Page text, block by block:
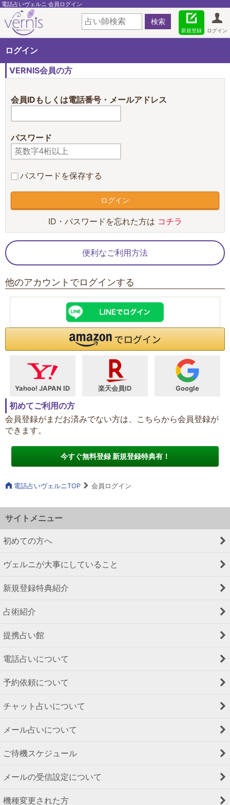
電話占いヴェルニ 会員ログイン
ログイン
新規登録
ログイン
VERNIS会員の方
会員IDもしくは電話番号・メールアドレス
パスワード
パスワードを保存する
ID・パスワードを忘れた方は コチラ
便利なご利用方法
他のアカウントでログインする
Yahoo! JAPAN ID 楽天会員ID Google
初めてご利用の方
会員登録がまだお済みでない方は、こちらから会員登録が
できます。
今すぐ無料登録 新規登録特典有！
電話占いヴェルニTOP 会員ログイン
サイトメニュー
初めての方へ
ヴェルニが大事にしていること
新規登録特典紹介
占術紹介
提携占い館
電話占いについて
予約依頼について
チャット占いについて
メール占いについて
ご待機スケジュール
メールの受信設定について
機種変更された方